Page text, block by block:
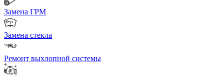
Замена ГРМ
Замена стекла
Ремонт выхлопной системы